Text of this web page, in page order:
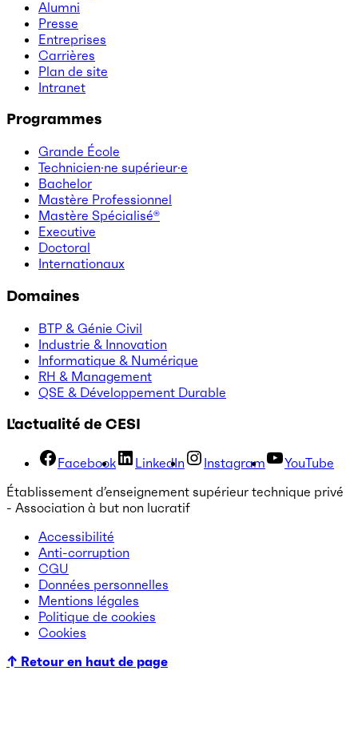
Alumni
Presse
Entreprises
Carrières
Plan de site
Intranet
Programmes
Grande École
Technicien·ne supérieur·e
Bachelor
Mastère Professionnel
Mastère Spécialisé®
Executive
Doctoral
Internationaux
Domaines
BTP & Génie Civil
Industrie & Innovation
Informatique & Numérique
RH & Management
QSE & Développement Durable
L'actualité de CESI
Facebook LinkedIn Instagram
YouTube
Établissement d’enseignement supérieur technique privé
- Association à but non lucratif
Accessibilité
Anti-corruption
CGU
Données personnelles
Mentions légales
Politique de cookies
Cookies
↑ Retour en haut de page